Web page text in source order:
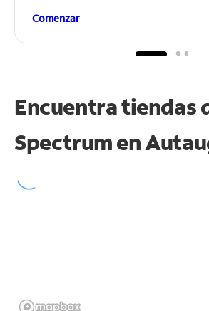
Comenzar
Encuentra tiendas
Spectrum en